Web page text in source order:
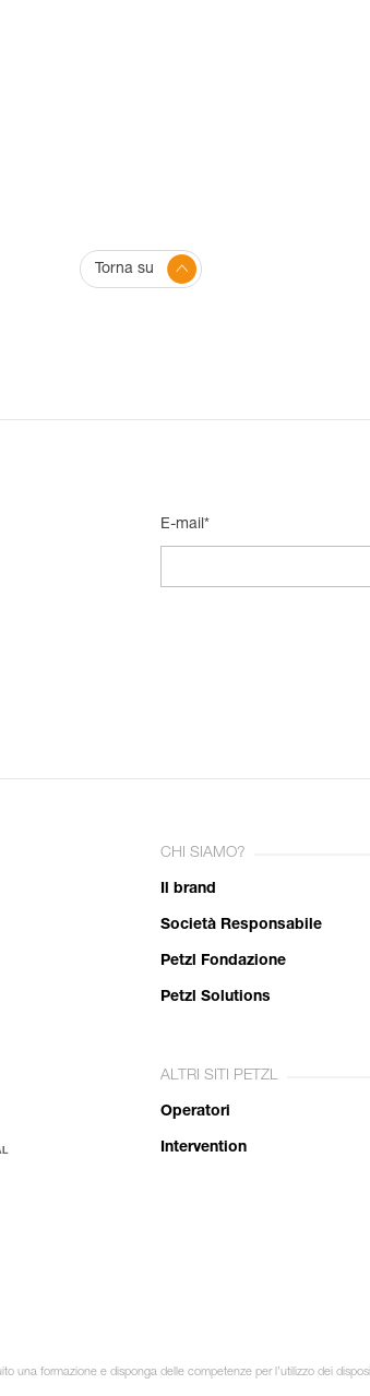
Torna su
E-mail*
CHI SIAMO?
Il brand
Società Responsabile
Petzl Fondazione
Petzl Solutions
ALTRI SITI PETZL
Operatori
Intervention
una formazione e disponga delle competenze per l’utilizzo dei